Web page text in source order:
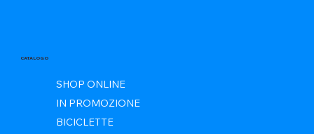
CATALOGO
SHOP ONLINE
IN PROMOZIONE
BICICLETTE